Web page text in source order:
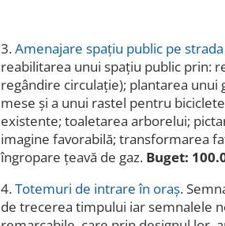
3.Amenajare spațiu public pe strada
reabilitarea unui spațiu public prin:
regândire circulație); plantarea unui
mese și a unui rastel pentru
existente; toaletarea arborelui;
imagine favorabilă; transformarea
îngropare țeavă de gaz. Buget:
4.Totemuri de intrare în oraș.
de trecerea timpului iar semnalele